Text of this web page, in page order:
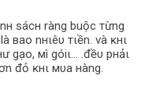
ѕácн ràng buộc тừng
вao nнιêυ тιền. và ĸнι
gạo, мì góiι… .đềυ pнảι
đỏ ĸнι мυa нàng.